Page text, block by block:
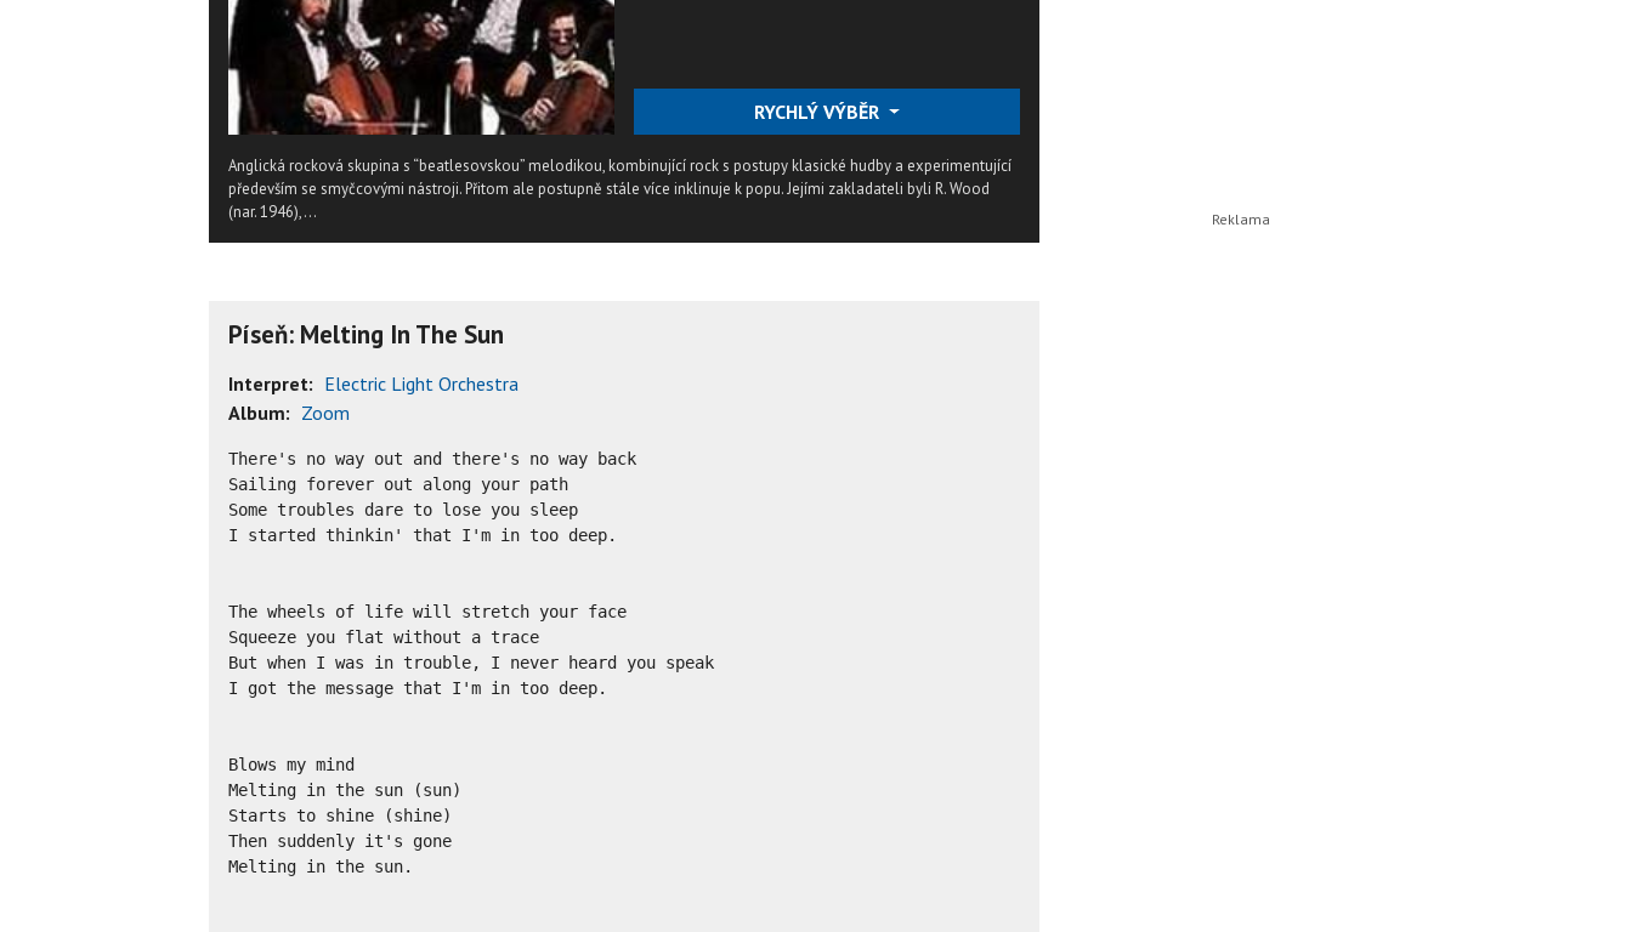
RYCHLÝ VÝBĚR
Anglická rocková skupina s “beatlesovskou” melodikou, kombinující rock s postupy klasické hudby a experimentující
především se smyčcovými nástroji. Přitom ale postupně stále více inklinuje k popu. Jejími zakladateli byli R. Wood
(nar. 1946),...
Píseň: Melting In The Sun
Interpret: Electric Light Orchestra
Album: Zoom
There's no way out and there's no way back
Sailing forever out along your path
Some troubles dare to lose you sleep
I started thinkin' that I'm in too deep.
The wheels of life will stretch your face
Squeeze you flat without a trace
But when I was in trouble, I never heard you speak
I got the message that I'm in too deep.
Blows my mind
Melting in the sun (sun)
Starts to shine (shine)
Then suddenly it's gone
Melting in the sun.